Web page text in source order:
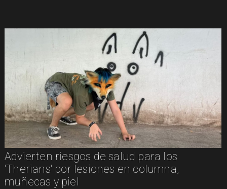
Advierten riesgos de salud para los
'Therians' por lesiones en columna,
muñecas y piel